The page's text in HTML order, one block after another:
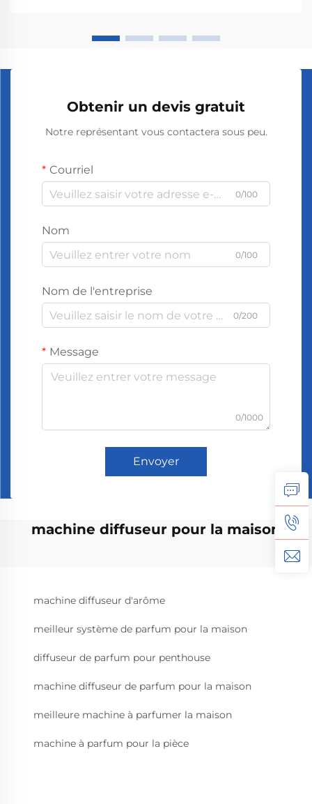
Obtenir un devis gratuit
Notre représentant vous contactera sous peu.
Courriel
0/100
Nom
0/100
Nom de l'entreprise
0/200
Message
0/1000
Envoyer
machine diffuseur pour la maison
machine diffuseur d'arôme
meilleur système de parfum pour la maison
diffuseur de parfum pour penthouse
machine diffuseur de parfum pour la maison
meilleure machine à parfumer la maison
machine à parfum pour la pièce